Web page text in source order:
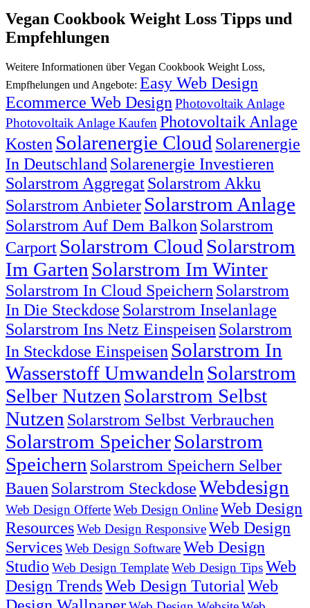
Vegan Cookbook Weight Loss Tipps und
Empfehlungen
Weitere Informationen über Vegan Cookbook Weight Loss,
Empfhelungen und Angebote: Easy Web Design
Ecommerce Web Design Photovoltaik Anlage
Photovoltaik Anlage Kaufen Photovoltaik Anlage
Kosten Solarenergie Cloud Solarenergie
In Deutschland Solarenergie Investieren
Solarstrom AggregatSolarstrom Akku
Solarstrom Anbieter Solarstrom Anlage
Solarstrom Auf Dem Balkon Solarstrom
Carport Solarstrom Cloud Solarstrom
Im Garten Solarstrom Im Winter
Solarstrom In Cloud Speichern Solarstrom
In Die Steckdose Solarstrom Inselanlage
Solarstrom Ins Netz Einspeisen Solarstrom
In Steckdose Einspeisen Solarstrom In
Wasserstoff Umwandeln Solarstrom
Selber Nutzen Solarstrom Selbst
Nutzen Solarstrom Selbst Verbrauchen
Solarstrom SpeicherSolarstrom
Speichern Solarstrom Speichern Selber
Bauen Solarstrom SteckdoseWebdesign
Web Design OfferteWeb Design OnlineWeb Design
ResourcesWeb Design ResponsiveWeb Design
ServicesWeb Design SoftwareWeb Design
Studio Web Design TemplateWeb Design TipsWeb
Design TrendsWeb Design Tutorial Web